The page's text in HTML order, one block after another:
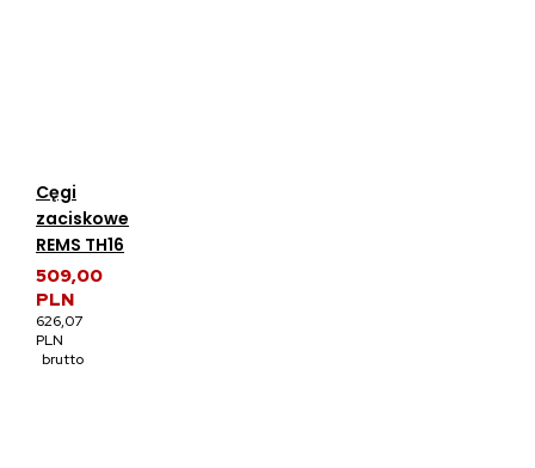
Cęgi
zaciskowe
REMS TH16
509,00
PLN
626,07
PLN